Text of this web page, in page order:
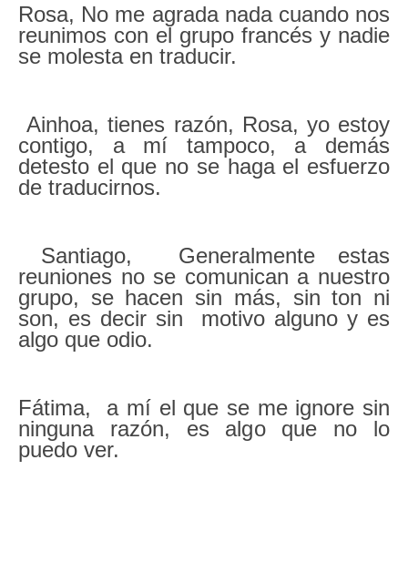
Rosa, No me agrada nada cuando nos
reunimos con el grupo francés y nadie
se molesta en traducir.
Ainhoa, tienes razón, Rosa, yo estoy
contigo, a mí tampoco, a demás
detesto el que no se haga el esfuerzo
de traducirnos.
Santiago, Generalmente estas
reuniones no se comunican a nuestro
grupo, se hacen sin más, sin ton ni
son, es decir sin motivo alguno y es
algo que odio.
Fátima, a mí el que se me ignore sin
ninguna razón, es algo que no lo
puedo ver.